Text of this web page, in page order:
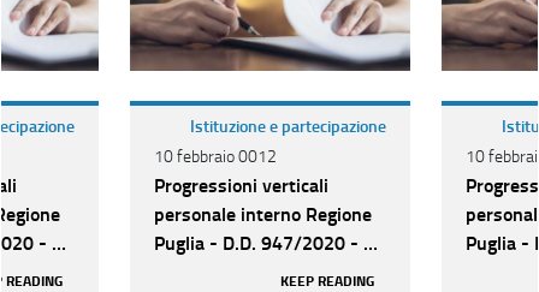
- N.
READING
Istituzione e partecipazione
10 febbraio 0012
Progressioni verticali
personale interno Regione
Puglia - D.D. 947/2020 - N.
KEEP READING
10
Puglia -